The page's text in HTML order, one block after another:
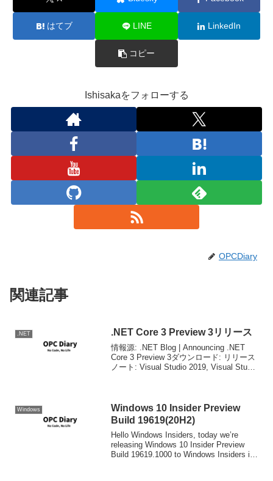
はてブ LINE LinkedIn
コピー
Ishisakaをフォローする
OPCDiary
関連記事
.NET .NET Core 3 Preview 3リリース
情報源: .NET Blog | Announcing .NET
Core 3 Preview 3ダウンロード: リリース
ノート: Visual Studio 2019, Visual Studio
Windows
Windows 10 Insider Preview
Build 19619(20H2)
Hello Windows Insiders, today we’re
releasing Windows 10 Insider Preview
Build 19619.1000 to Windows Insiders in